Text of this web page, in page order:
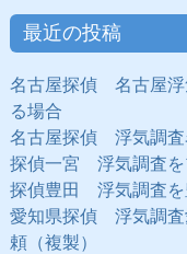
最近の投稿
名古屋探偵 名古屋
る場合
名古屋探偵 浮気調
探偵一宮 浮気調査を
探偵豊田 浮気調査を
愛知県探偵 浮気調
頼（複製）